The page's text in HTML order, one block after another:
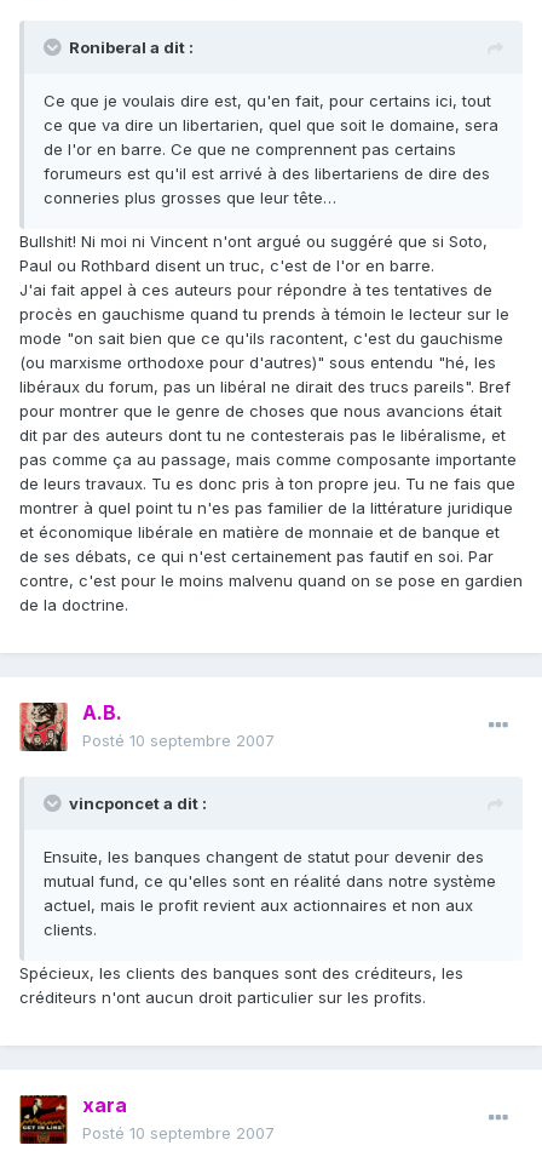
Roniberal a dit :
Ce que je voulais dire est, qu'en fait, pour certains ici, tout
ce que va dire un libertarien, quel que soit le domaine, sera
de l'or en barre. Ce que ne comprennent pas certains
forumeurs est qu'il est arrivé à des libertariens de dire des
conneries plus grosses que leur tête…
Bullshit! Ni moi ni Vincent n'ont argué ou suggéré que si Soto,
Paul ou Rothbard disent un truc, c'est de l'or en barre.
J'ai fait appel à ces auteurs pour répondre à tes tentatives de
procès en gauchisme quand tu prends à témoin le lecteur sur le
mode "on sait bien que ce qu'ils racontent, c'est du gauchisme
(ou marxisme orthodoxe pour d'autres)" sous entendu "hé, les
libéraux du forum, pas un libéral ne dirait des trucs pareils". Bref
pour montrer que le genre de choses que nous avancions était
dit par des auteurs dont tu ne contesterais pas le libéralisme, et
pas comme ça au passage, mais comme composante importante
de leurs travaux. Tu es donc pris à ton propre jeu. Tu ne fais que
montrer à quel point tu n'es pas familier de la littérature juridique
et économique libérale en matière de monnaie et de banque et
de ses débats, ce qui n'est certainement pas fautif en soi. Par
contre, c'est pour le moins malvenu quand on se pose en gardien
de la doctrine.
A.B.
Posté 10 septembre 2007
vincponcet a dit :
Ensuite, les banques changent de statut pour devenir des
mutual fund, ce qu'elles sont en réalité dans notre système
actuel, mais le profit revient aux actionnaires et non aux
clients.
Spécieux, les clients des banques sont des créditeurs, les
créditeurs n'ont aucun droit particulier sur les profits.
xara
Posté 10 septembre 2007